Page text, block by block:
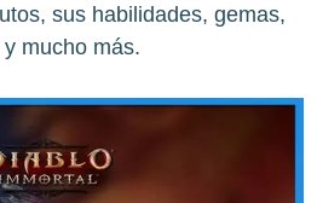
sus habilidades, gemas,
y mucho más.